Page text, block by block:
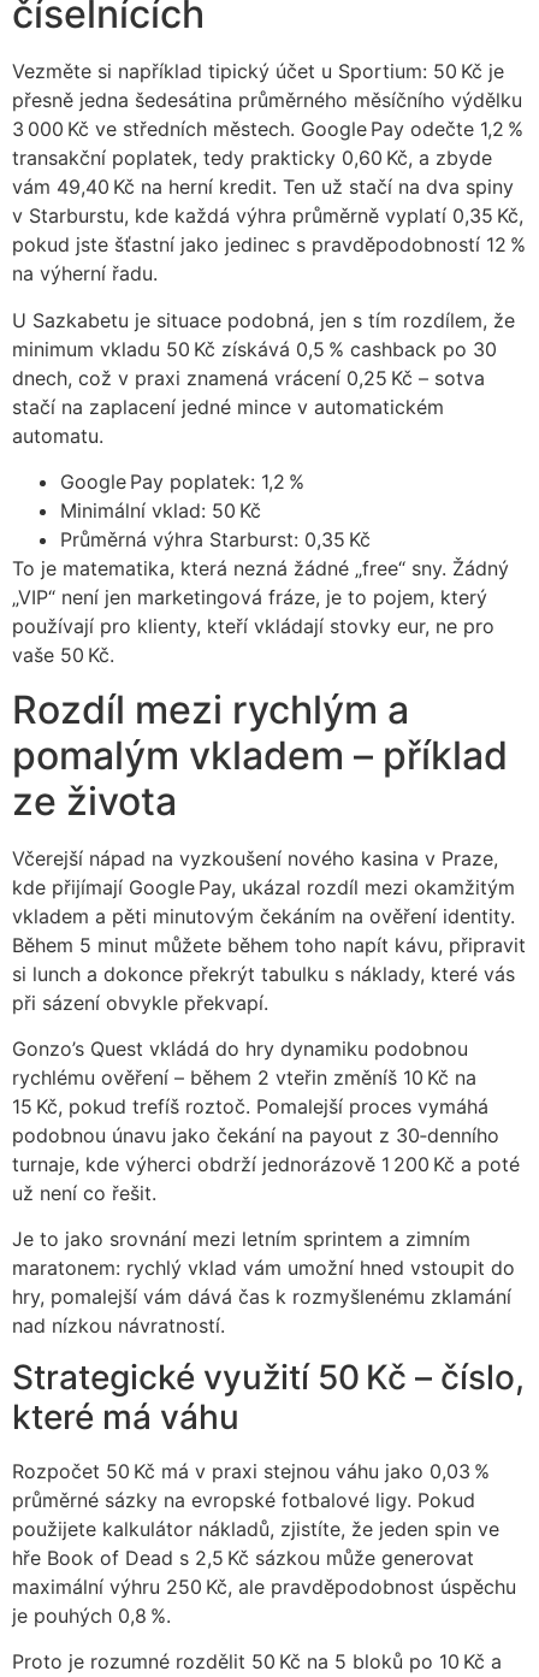
číselnících
Vezměte si například tipický účet u Sportium: 50 Kč je
přesně jedna šedesátina průměrného měsíčního výdělku
3 000 Kč ve středních městech. Google Pay odečte 1,2 %
transakční poplatek, tedy prakticky 0,60 Kč, a zbyde
vám 49,40 Kč na herní kredit. Ten už stačí na dva spiny
v Starburstu, kde každá výhra průměrně vyplatí 0,35 Kč,
pokud jste šťastní jako jedinec s pravděpodobností 12 %
na výherní řadu.
U Sazkabetu je situace podobná, jen s tím rozdílem, že
minimum vkladu 50 Kč získává 0,5 % cashback po 30
dnech, což v praxi znamená vrácení 0,25 Kč – sotva
stačí na zaplacení jedné mince v automatickém
automatu.
Google Pay poplatek: 1,2 %
Minimální vklad: 50 Kč
Průměrná výhra Starburst: 0,35 Kč
To je matematika, která nezná žádné „free“ sny. Žádný
„VIP“ není jen marketingová fráze, je to pojem, který
používají pro klienty, kteří vkládají stovky eur, ne pro
vaše 50 Kč.
Rozdíl mezi rychlým a
pomalým vkladem – příklad
ze života
Včerejší nápad na vyzkoušení nového kasina v Praze,
kde přijímají Google Pay, ukázal rozdíl mezi okamžitým
vkladem a pěti minutovým čekáním na ověření identity.
Během 5 minut můžete během toho napít kávu, připravit
si lunch a dokonce překrýt tabulku s náklady, které vás
při sázení obvykle překvapí.
Gonzo’s Quest vkládá do hry dynamiku podobnou
rychlému ověření – během 2 vteřin změníš 10 Kč na
15 Kč, pokud trefíš roztoč. Pomalejší proces vymáhá
podobnou únavu jako čekání na payout z 30‑denního
turnaje, kde výherci obdrží jednorázově 1 200 Kč a poté
už není co řešit.
Je to jako srovnání mezi letním sprintem a zimním
maratonem: rychlý vklad vám umožní hned vstoupit do
hry, pomalejší vám dává čas k rozmyšlenému zklamání
nad nízkou návratností.
Strategické využití 50 Kč – číslo,
které má váhu
Rozpočet 50 Kč má v praxi stejnou váhu jako 0,03 %
průměrné sázky na evropské fotbalové ligy. Pokud
použijete kalkulátor nákladů, zjistíte, že jeden spin ve
hře Book of Dead s 2,5 Kč sázkou může generovat
maximální výhru 250 Kč, ale pravděpodobnost úspěchu
je pouhých 0,8 %.
Proto je rozumné rozdělit 50 Kč na 5 bloků po 10 Kč a